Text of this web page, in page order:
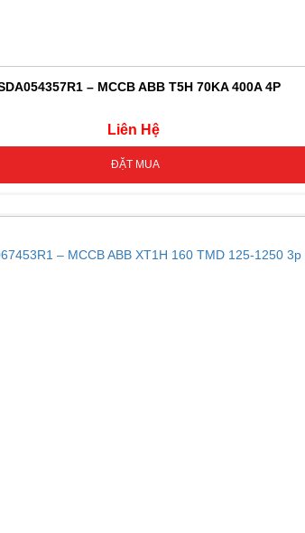
– MCCB ABB T5H 70KA 400A 4P
Liên Hệ
ĐẶT MUA